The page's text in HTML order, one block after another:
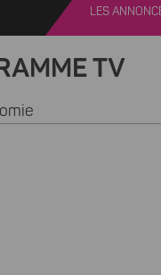
LES
TV